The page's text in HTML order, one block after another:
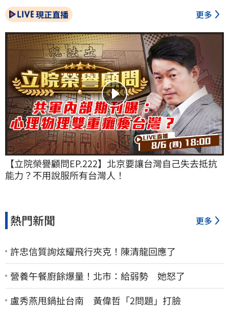
現正直播 更多
【立院榮譽顧問EP.222】北京要讓台灣自己失去抵抗
能力？不用說服所有台灣人！
熱門新聞 更多
許忠信質詢炫耀飛行夾克！陳清龍回應了
營養午餐廚餘爆量！北市：給弱勢 她怒了
盧秀燕甩鍋扯台南 黃偉哲「2問題」打臉